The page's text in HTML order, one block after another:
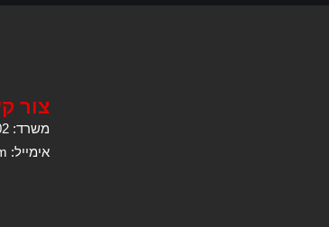
צור
משרד: 054-4714002
אימייל: kobi@k-usmart.com